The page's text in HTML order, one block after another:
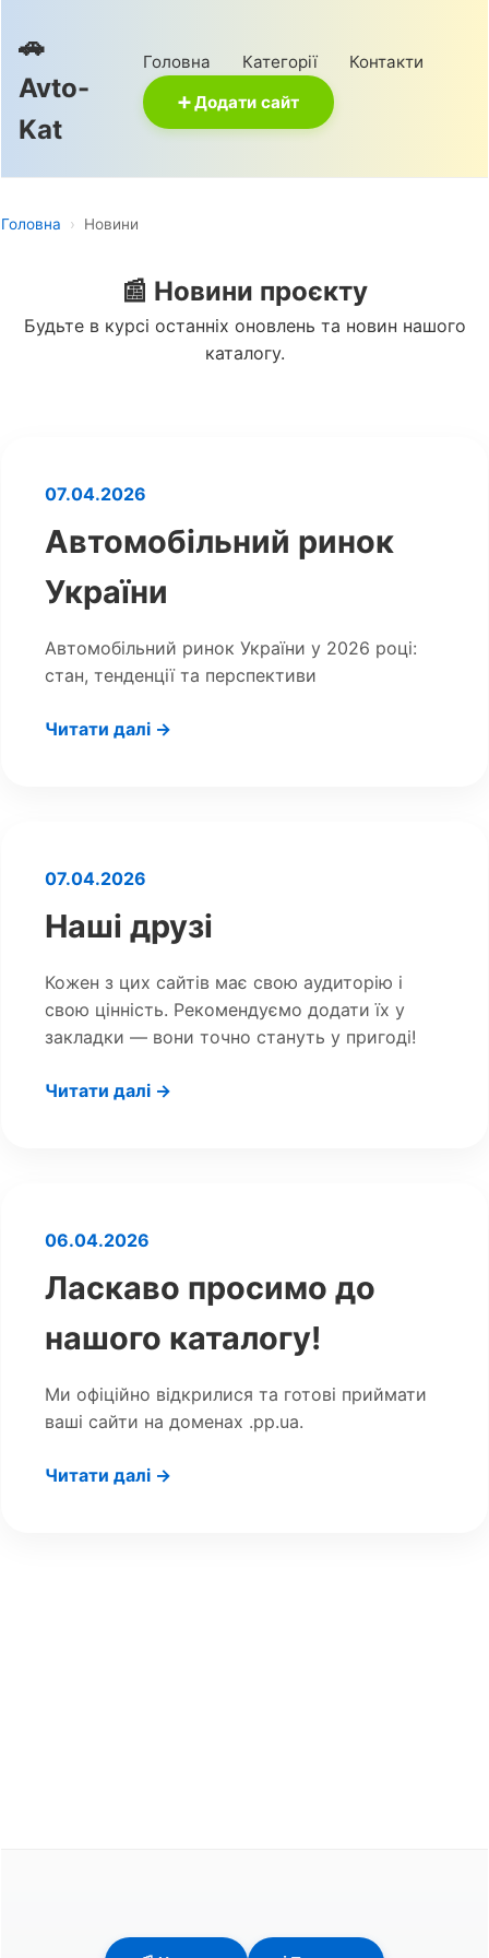
🚗
Avto-
Kat
Головна Категорії
Контакти
➕ Додати сайт
Головна › Новини
📰 Новини проєкту
Будьте в курсі останніх оновлень та новин нашого
каталогу.
07.04.2026
Автомобільний ринок
України
Автомобільний ринок України у 2026 році:
стан, тенденції та перспективи
Читати далі →
07.04.2026
Наші друзі
Кожен з цих сайтів має свою аудиторію і
свою цінність. Рекомендуємо додати їх у
закладки — вони точно стануть у пригоді!
Читати далі →
06.04.2026
Ласкаво просимо до
нашого каталогу!
Ми офіційно відкрилися та готові приймати
ваші сайти на доменах .pp.ua.
Читати далі →